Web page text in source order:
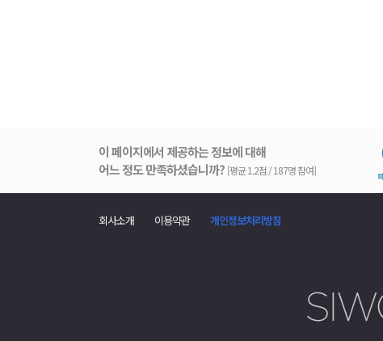
이 페이지에서 제공하는 정보에 대해
어느 정도 만족하셨습니까? [평균 1.2점 / 187명 참여]
회사소개 이용약관 개인정보처리방침